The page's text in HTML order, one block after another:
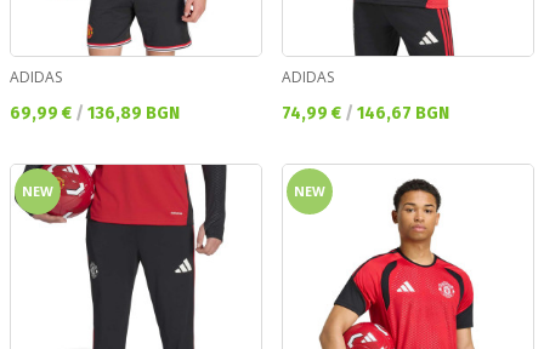
ADIDAS
Текуща цена:
69,99 € / 136,89 BGN
ADIDAS
Текуща цена:
74,99 € / 146,67 BGN
NEW NEW